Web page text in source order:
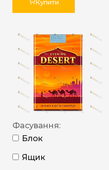
Купити
Фасування:
Блок
Ящик